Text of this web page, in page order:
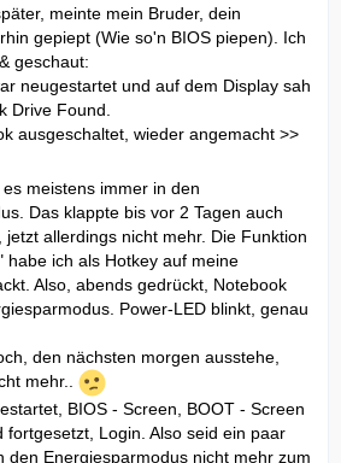
meinte mein Bruder, dein
gepiept (Wie so'n BIOS piepen). Ich
geschaut:
neugestartet und auf dem Display sah
Drive Found.
ausgeschaltet, wieder angemacht >>
meistens immer in den
Das klappte bis vor 2 Tagen auch
jetzt allerdings nicht mehr. Die Funktion
habe ich als Hotkey auf meine
Also, abends gedrückt, Notebook
Power-LED blinkt, genau
den nächsten morgen ausstehe,
mehr..
BIOS - Screen, BOOT - Screen
fortgesetzt, Login. Also seid ein paar
den Energiesparmodus nicht mehr zum